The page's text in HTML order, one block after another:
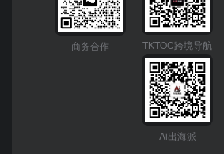
商务合作 TKTOC跨境导航
Ai出海派